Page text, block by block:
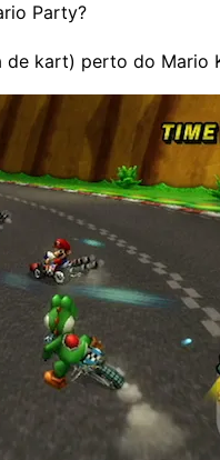
Party?
de kart) perto do Mario